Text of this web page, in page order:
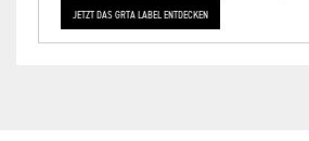
JETZT DAS GRTA LABEL ENTDECKEN